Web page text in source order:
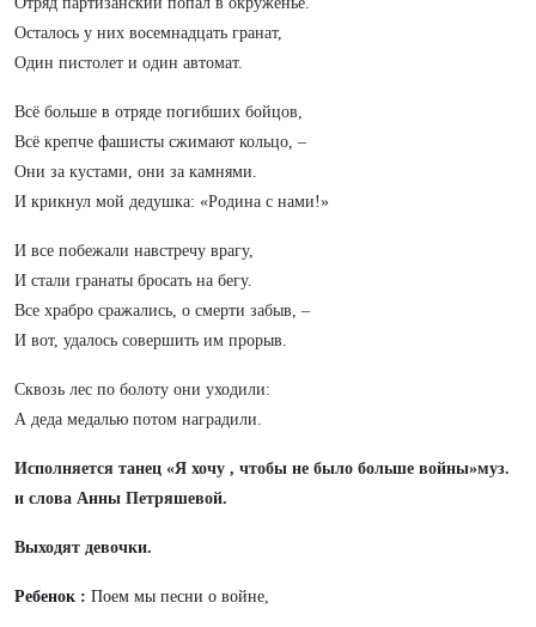
Осталось у них восемнадцать гранат,
Один пистолет и один автомат.
Всё больше в отряде погибших бойцов,
Всё крепче фашисты сжимают кольцо, –
Они за кустами, они за камнями.
И крикнул мой дедушка: «Родина с нами!»
И все побежали навстречу врагу,
И стали гранаты бросать на бегу.
Все храбро сражались, о смерти забыв, –
И вот, удалось совершить им прорыв.
Сквозь лес по болоту они уходили:
А деда медалью потом наградили.
Исполняется танец «Я хочу , чтобы не было больше войны»муз.
и слова Анны Петряшевой.
Выходят девочки.
Ребенок : Поем мы песни о войне,